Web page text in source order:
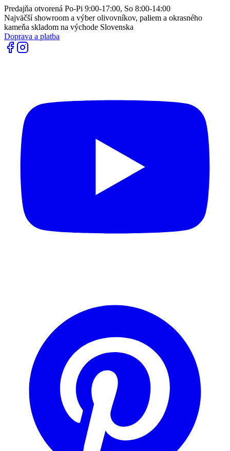
Predajňa otvorená Po-Pi 9:00-17:00, So 8:00-14:00
Najväčší showroom a výber olivovníkov, paliem a okrasného
kameňa skladom na východe Slovenska
Doprava a platba